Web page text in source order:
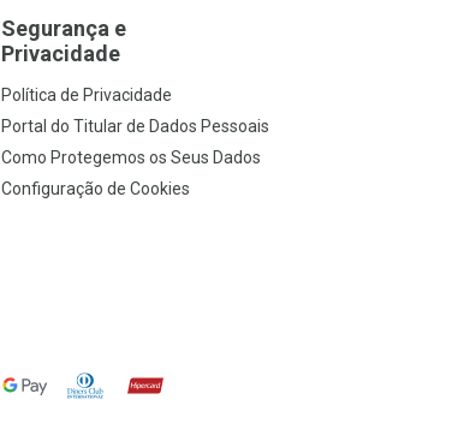
Segurança e
Privacidade
Política de Privacidade
Portal do Titular de Dados Pessoais
Como Protegemos os Seus Dados
Configuração de Cookies
Google PayDiners ClubHipercard